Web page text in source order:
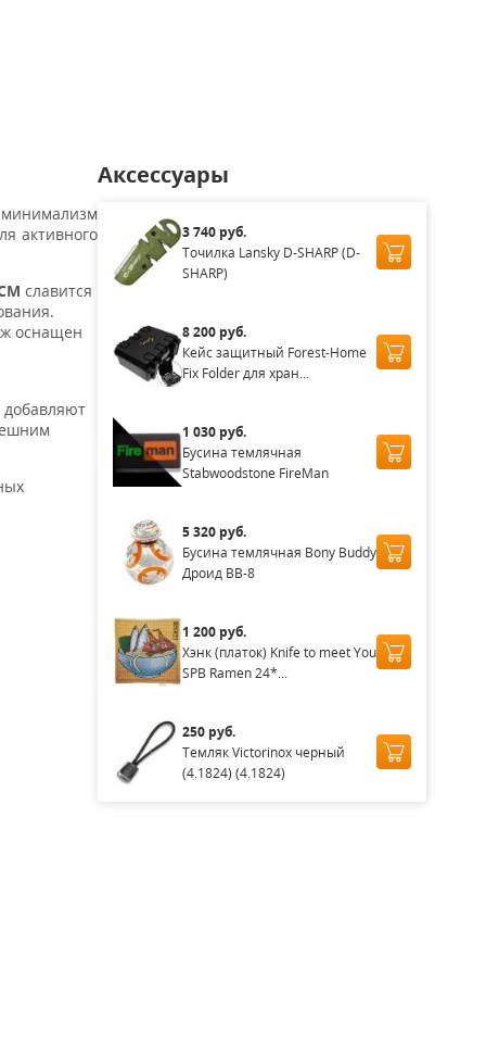
активного
славится
оснащен
Аксессуары
3 740 руб.
Точилка Lansky D-SHARP (D-
SHARP)
8 200 руб.
Кейс защитный Forest-Home
Fix Folder для хран...
1 030 руб.
Бусина темлячная
Stabwoodstone FireMan
5 320 руб.
Бусина темлячная Bony Buddy
Дроид BB-8
1 200 руб.
Хэнк (платок) Knife to meet You
SPB Ramen 24*...
250 руб.
Темляк Victorinox черный
(4.1824) (4.1824)